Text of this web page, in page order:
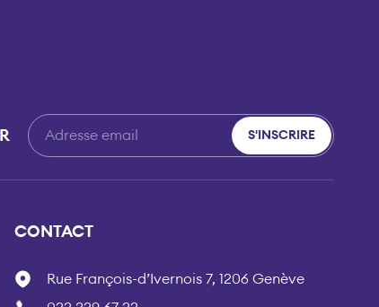
S'INSCRIRE
CONTACT
Rue François-d’Ivernois 7, 1206 Genève